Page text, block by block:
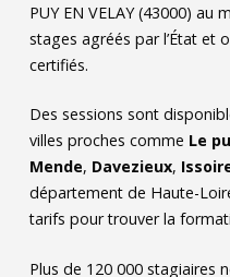
PUY EN VELAY (43000) au
stages agréés par l’État et
certifiés.
Des sessions sont
villes proches comme Le
Mende, Davezieux,
département de Haute-
tarifs pour trouver la
Plus de 120 000 stagiaires